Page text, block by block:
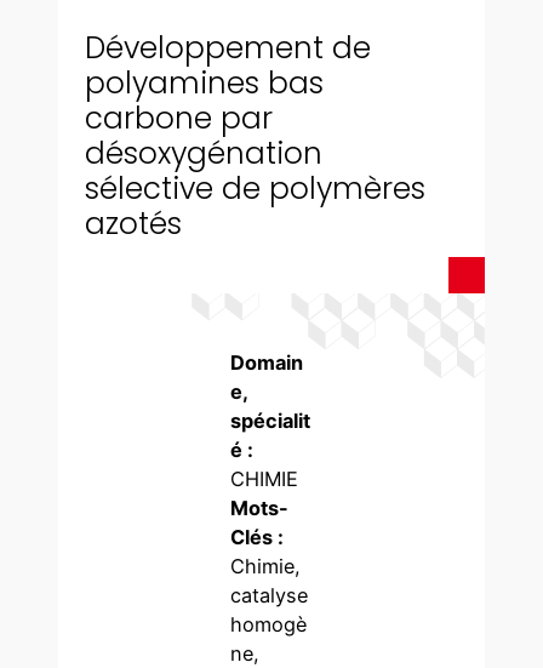
Développement de
polyamines bas
carbone par
désoxygénation
sélective de polymères
azotés
Domain
e,
spécialit
é :
CHIMIE
Mots-
Clés :
Chimie,
catalyse
homogè
ne,